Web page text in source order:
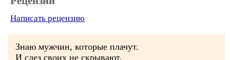
Написать рецензию
Знаю мужчин, которые плачут.
И слез своих не скрывают.